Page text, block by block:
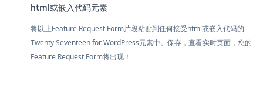
html或嵌入代码元素
将以上Feature Request Form片段粘贴到任何接受html或嵌入代码的
Twenty Seventeen for WordPress元素中。保存，查看实时页面，您的
Feature Request Form将出现！